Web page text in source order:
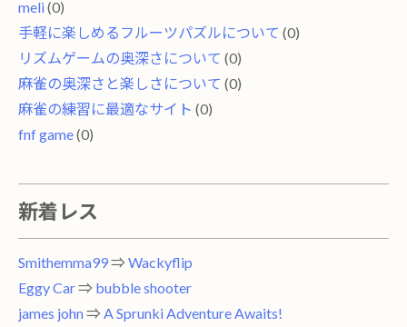
meli(0)
手軽に楽しめるフルーツパズルについて (0)
リズムゲームの奥深さについて (0)
麻雀の奥深さと楽しさについて (0)
麻雀の練習に最適なサイト (0)
fnf game(0)
新着レス
Smithemma99⇒ Wackyflip
Eggy Car⇒ bubble shooter
james john⇒ A Sprunki Adventure Awaits!